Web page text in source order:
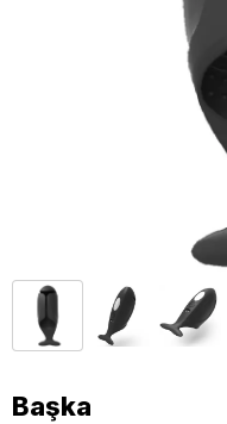
Başka